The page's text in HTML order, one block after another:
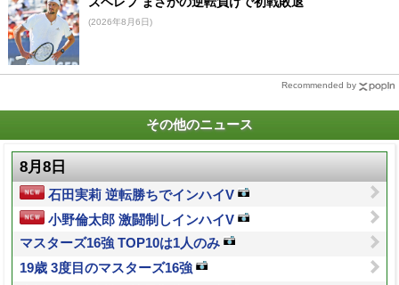
(2026年8月6日)
Recommended by
その他のニュース
8月8日
石田実莉 逆転勝ちでインハイV
小野倫太郎 激闘制しインハイV
マスターズ16強 TOP10は1人のみ
19歳 3度目のマスターズ16強